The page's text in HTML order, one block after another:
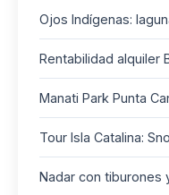
Ojos Indígenas:
Rentabilidad alquiler
Manati Park Punta
Tour Isla Catalina:
Nadar con tiburones